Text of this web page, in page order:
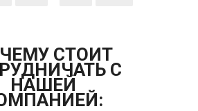
СТОИТ
С
НАШЕЙ